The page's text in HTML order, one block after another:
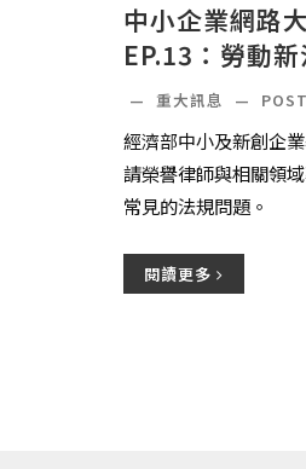
中小企業網路
EP.13：勞動
職安法、請假
～
— 重大訊息 —
經濟部中小及新創企
請榮譽律師與相關領
常見的法規問題。
閱讀更多